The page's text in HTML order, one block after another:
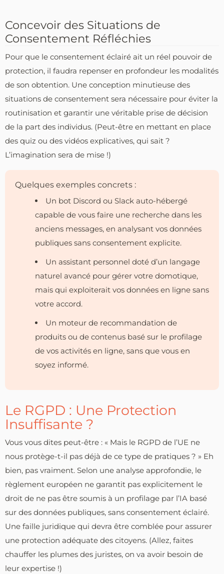
Concevoir des Situations de
Consentement Réfléchies
Pour que le consentement éclairé ait un réel pouvoir de
protection, il faudra repenser en profondeur les modalités
de son obtention. Une conception minutieuse des
situations de consentement sera nécessaire pour éviter la
routinisation et garantir une véritable prise de décision
de la part des individus. (Peut-être en mettant en place
des quiz ou des vidéos explicatives, qui sait ?
L’imagination sera de mise !)
Quelques exemples concrets :
Un bot Discord ou Slack auto-hébergé
capable de vous faire une recherche dans les
anciens messages, en analysant vos données
publiques sans consentement explicite.
Un assistant personnel doté d’un langage
naturel avancé pour gérer votre domotique,
mais qui exploiterait vos données en ligne sans
votre accord.
Un moteur de recommandation de
produits ou de contenus basé sur le profilage
de vos activités en ligne, sans que vous en
soyez informé.
Le RGPD : Une Protection
Insuffisante ?
Vous vous dites peut-être : « Mais le RGPD de l’UE ne
nous protège-t-il pas déjà de ce type de pratiques ? » Eh
bien, pas vraiment. Selon une analyse approfondie, le
règlement européen ne garantit pas explicitement le
droit de ne pas être soumis à un profilage par l’IA basé
sur des données publiques, sans consentement éclairé.
Une faille juridique qui devra être comblée pour assurer
une protection adéquate des citoyens. (Allez, faites
chauffer les plumes des juristes, on va avoir besoin de
leur expertise !)